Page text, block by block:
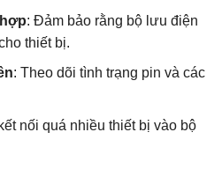
: Đảm bảo rằng bộ lưu điện
thiết bị.
: Theo dõi tình trạng pin và các
nối quá nhiều thiết bị vào bộ